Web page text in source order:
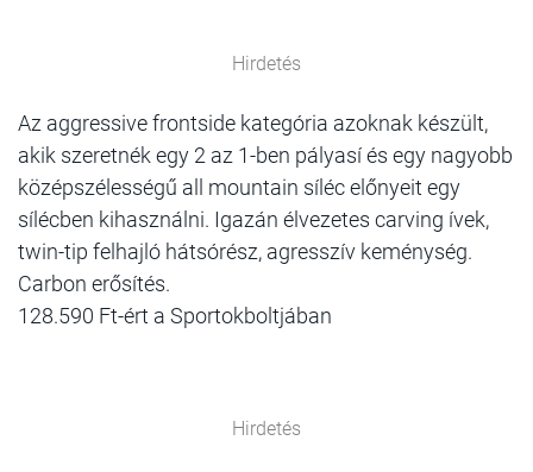
Hirdetés
Az aggressive frontside kategória azoknak készült,
akik szeretnék egy 2 az 1-ben pályasí és egy nagyobb
középszélességű all mountain síléc előnyeit egy
sílécben kihasználni. Igazán élvezetes carving ívek,
twin-tip felhajló hátsórész, agresszív keménység.
Carbon erősítés.
128.590 Ft-ért a Sportokboltjában
Hirdetés